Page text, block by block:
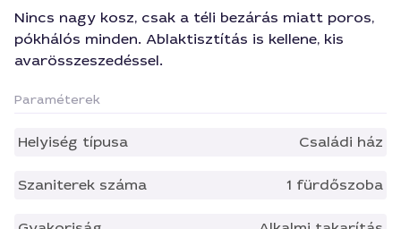
Nincs nagy kosz, csak a téli bezárás miatt poros,
pókhálós minden. Ablaktisztítás is kellene, kis
avarösszeszedéssel.
Paraméterek
Helyiség típusa Családi ház
Szaniterek száma 1 fürdőszoba